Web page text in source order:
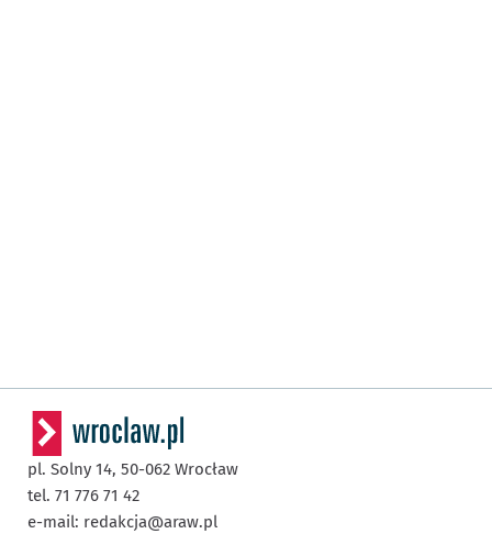
pl. Solny 14, 50-062 Wrocław
tel. 71 776 71 42
e-mail: redakcja@araw.pl